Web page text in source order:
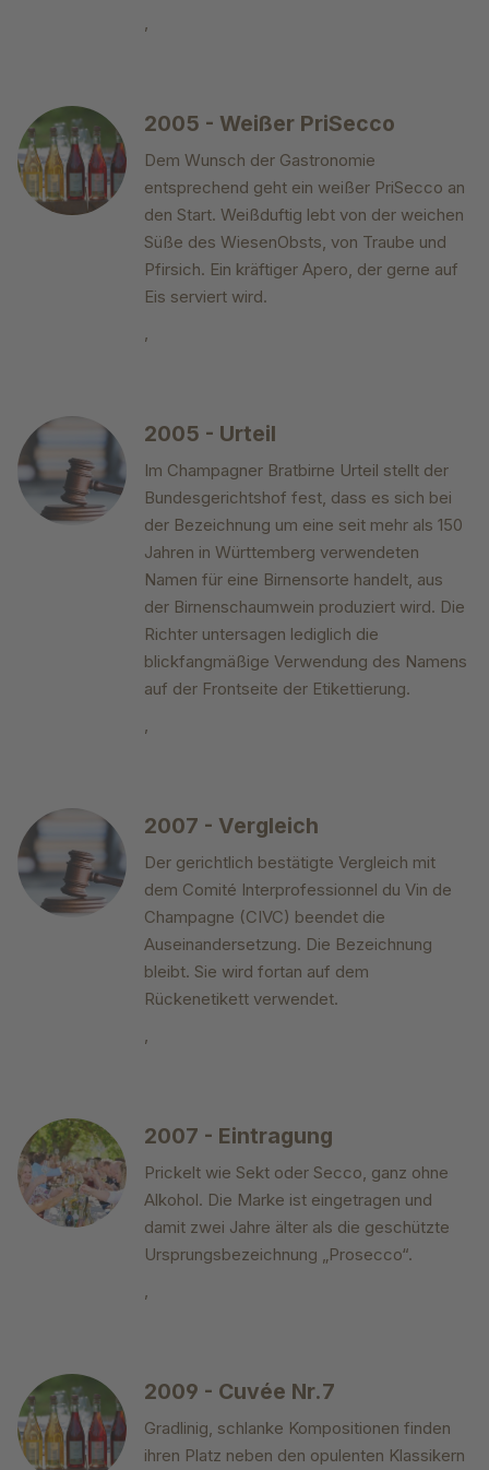
,
2005 - Weißer PriSecco
Dem Wunsch der Gastronomie
entsprechend geht ein weißer PriSecco an
den Start. Weißduftig lebt von der weichen
Süße des WiesenObsts, von Traube und
Pfirsich. Ein kräftiger Apero, der gerne auf
Eis serviert wird.
,
2005 - Urteil
Im Champagner Bratbirne Urteil stellt der
Bundesgerichtshof fest, dass es sich bei
der Bezeichnung um eine seit mehr als 150
Jahren in Württemberg verwendeten
Namen für eine Birnensorte handelt, aus
der Birnenschaumwein produziert wird. Die
Richter untersagen lediglich die
blickfangmäßige Verwendung des Namens
auf der Frontseite der Etikettierung.
,
2007 - Vergleich
Der gerichtlich bestätigte Vergleich mit
dem Comité Interprofessionnel du Vin de
Champagne (CIVC) beendet die
Auseinandersetzung. Die Bezeichnung
bleibt. Sie wird fortan auf dem
Rückenetikett verwendet.
,
2007 - Eintragung
Prickelt wie Sekt oder Secco, ganz ohne
Alkohol. Die Marke ist eingetragen und
damit zwei Jahre älter als die geschützte
Ursprungsbezeichnung „Prosecco“.
,
2009 - Cuvée Nr.7
Gradlinig, schlanke Kompositionen finden
ihren Platz neben den opulenten Klassikern